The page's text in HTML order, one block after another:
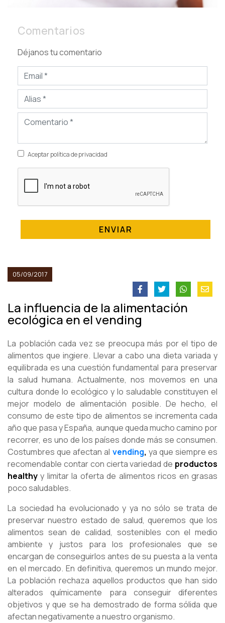
Comentarios
Déjanos tu comentario
Aceptar política de privacidad
ENVIAR
05/09/2017
La influencia de la alimentación
ecológica en el vending
La población cada vez se preocupa más por el tipo de
alimentos que ingiere. Llevar a cabo una dieta variada y
equilibrada es una cuestión fundamental para preservar
la salud humana. Actualmente, nos movemos en una
cultura donde lo ecológico y lo saludable constituyen el
mejor modelo de alimentación posible. De hecho, el
consumo de este tipo de alimentos se incrementa cada
año que pasa y España, aunque queda mucho camino por
recorrer, es uno de los países donde más se consumen.
Costumbres que afectan al vending, ya que siempre es
recomendable contar con cierta variedad de productos
healthy y limitar la oferta de alimentos ricos en grasas
poco saludables.
La sociedad ha evolucionado y ya no sólo se trata de
preservar nuestro estado de salud, queremos que los
alimentos sean de calidad, sostenibles con el medio
ambiente y justos para los profesionales que se
encargan de conseguirlos antes de su puesta a la venta
en el mercado. En definitiva, queremos un mundo mejor.
La población rechaza aquellos productos que han sido
alterados químicamente para conseguir diferentes
objetivos y que se ha demostrado de forma sólida que
afectan negativamente a nuestro organismo.